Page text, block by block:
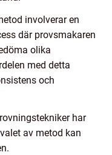
involverar en
där provsmakaren
olika
med detta
och
har
av metod kan